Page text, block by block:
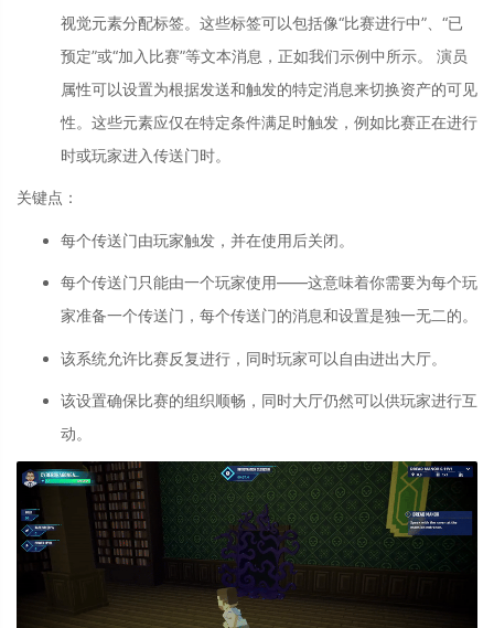
视觉元素分配标签。这些标签可以包括像“比赛进行中”、“已
预定”或“加入比赛”等文本消息，正如我们示例中所示。 演员
属性可以设置为根据发送和触发的特定消息来切换资产的可见
性。这些元素应仅在特定条件满足时触发，例如比赛正在进行
时或玩家进入传送门时。
关键点：
每个传送门由玩家触发，并在使用后关闭。
每个传送门只能由一个玩家使用——这意味着你需要为每个玩
家准备一个传送门，每个传送门的消息和设置是独一无二的。
该系统允许比赛反复进行，同时玩家可以自由进出大厅。
该设置确保比赛的组织顺畅，同时大厅仍然可以供玩家进行互
动。